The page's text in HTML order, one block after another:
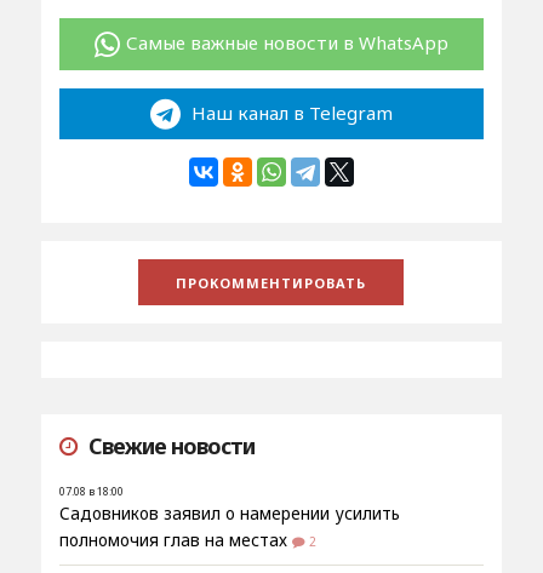
Самые важные новости в WhatsApp
Наш канал в Telegram
Свежие новости
07.08 в 18:00
Садовников заявил о намерении усилить
полномочия глав на местах
2